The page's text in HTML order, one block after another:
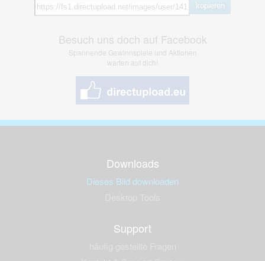
kopieren
Besuch uns doch auf Facebook
Spannende Gewinnspiele und Aktionen
warten auf dich!
Downloads
Dieses Bild downloaden
Support